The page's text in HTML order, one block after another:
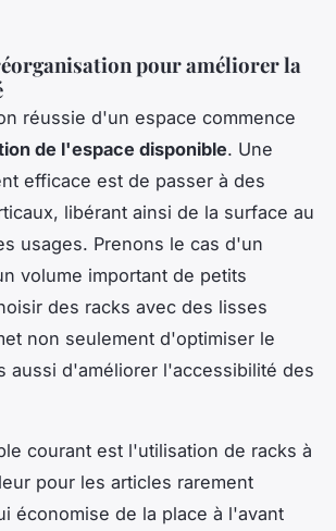
pour améliorer la
réussie d'un espace commence
de l'espace disponible. Une
efficace est de passer à des
libérant ainsi de la surface au
usages. Prenons le cas d'un
volume important de petits
des racks avec des lisses
non seulement d'optimiser le
aussi d'améliorer l'accessibilité des
courant est l'utilisation de racks à
pour les articles rarement
économise de la place à l'avant